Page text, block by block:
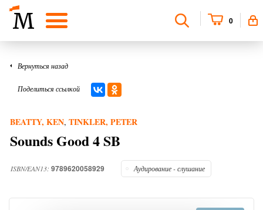
0
Вернуться назад
Поделиться ссылкой
BEATTY, KEN, TINKLER, PETER
Sounds Good 4 SB
ISBN/EAN13: 9789620058929 Аудирование - слушание